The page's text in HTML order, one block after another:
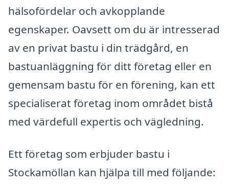
hälsofördelar och avkopplande
egenskaper. Oavsett om du är intresserad
av en privat bastu i din trädgård, en
bastuanläggning för ditt företag eller en
gemensam bastu för en förening, kan ett
specialiserat företag inom området bistå
med värdefull expertis och vägledning.
Ett företag som erbjuder bastu i
Stockamöllan kan hjälpa till med följande: